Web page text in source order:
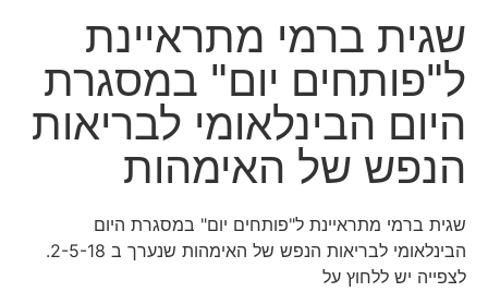
שגית ברמי מתראיינת
ל"פותחים יום" במסגרת
היום הבינלאומי לבריאות
הנפש של האימהות
שגית ברמי מתראיינת ל"פותחים יום" במסגרת היום
הבינלאומי לבריאות הנפש של האימהות שנערך ב 2-5-18.
לצפייה יש ללחוץ על